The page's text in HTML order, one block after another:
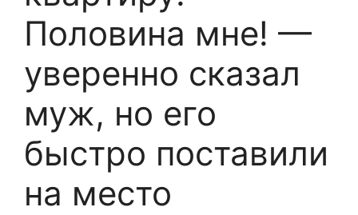
Половина мне! —
уверенно сказал
муж, но его
быстро поставили
на место